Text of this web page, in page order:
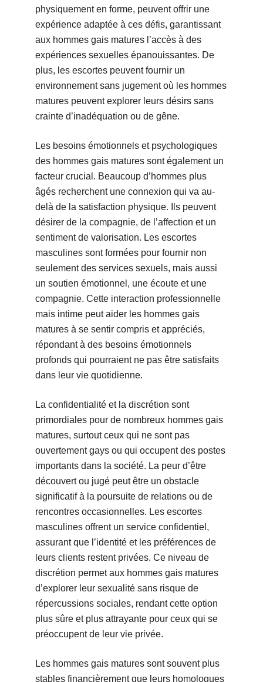
physiquement en forme, peuvent offrir une
expérience adaptée à ces défis, garantissant
aux hommes gais matures l’accès à des
expériences sexuelles épanouissantes. De
plus, les escortes peuvent fournir un
environnement sans jugement où les hommes
matures peuvent explorer leurs désirs sans
crainte d’inadéquation ou de gêne.
Les besoins émotionnels et psychologiques
des hommes gais matures sont également un
facteur crucial. Beaucoup d’hommes plus
âgés recherchent une connexion qui va au-
delà de la satisfaction physique. Ils peuvent
désirer de la compagnie, de l’affection et un
sentiment de valorisation. Les escortes
masculines sont formées pour fournir non
seulement des services sexuels, mais aussi
un soutien émotionnel, une écoute et une
compagnie. Cette interaction professionnelle
mais intime peut aider les hommes gais
matures à se sentir compris et appréciés,
répondant à des besoins émotionnels
profonds qui pourraient ne pas être satisfaits
dans leur vie quotidienne.
La confidentialité et la discrétion sont
primordiales pour de nombreux hommes gais
matures, surtout ceux qui ne sont pas
ouvertement gays ou qui occupent des postes
importants dans la société. La peur d’être
découvert ou jugé peut être un obstacle
significatif à la poursuite de relations ou de
rencontres occasionnelles. Les escortes
masculines offrent un service confidentiel,
assurant que l’identité et les préférences de
leurs clients restent privées. Ce niveau de
discrétion permet aux hommes gais matures
d’explorer leur sexualité sans risque de
répercussions sociales, rendant cette option
plus sûre et plus attrayante pour ceux qui se
préoccupent de leur vie privée.
Les hommes gais matures sont souvent plus
stables financièrement que leurs homologues